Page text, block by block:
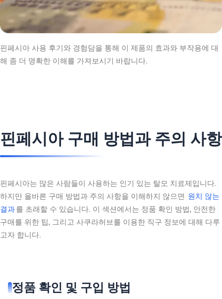
핀페시아 사용 후기와 경험담을 통해 이 제품의 효과와 부작용에 대
해 좀 더 명확한 이해를 가져보시기 바랍니다.
핀페시아 구매 방법과 주의 사항
핀페시아는 많은 사람들이 사용하는 인기 있는 탈모 치료제입니다.
하지만 올바른 구매 방법과 주의 사항을 이해하지 않으면 원치 않는
결과를 초래할 수 있습니다. 이 섹션에서는 정품 확인 방법, 안전한
구매를 위한 팁, 그리고 사쿠라허브를 이용한 직구 정보에 대해 다루
고자 합니다.
정품 확인 및 구입 방법